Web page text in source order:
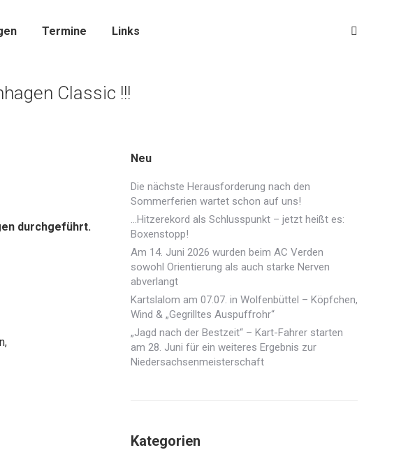
Termine Links Search:
Classic !!!
durchgeführt.
Neu
Die nächste Herausforderung nach den
Sommerferien wartet schon auf uns!
…Hitzerekord als Schlusspunkt – jetzt heißt es:
Boxenstopp!
Am 14. Juni 2026 wurden beim AC Verden
sowohl Orientierung als auch starke Nerven
abverlangt
Kartslalom am 07.07. in Wolfenbüttel – Köpfchen,
Wind & „Gegrilltes Auspuffrohr“
„Jagd nach der Bestzeit“ – Kart-Fahrer starten
am 28. Juni für ein weiteres Ergebnis zur
Niedersachsenmeisterschaft
Kategorien